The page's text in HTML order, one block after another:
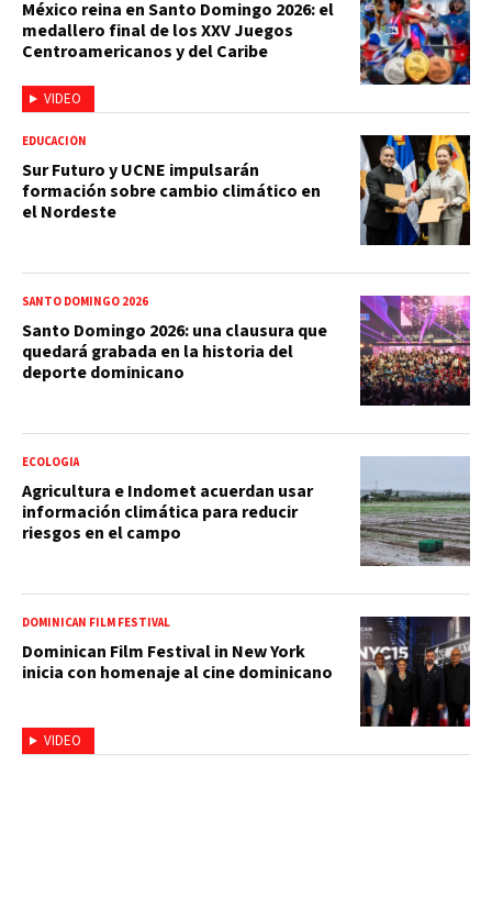
VIDEO
México reina en Santo Domingo 2026: el
medallero final de los XXV Juegos
Centroamericanos y del Caribe
EDUCACIÓN
Sur Futuro y UCNE impulsarán
formación sobre cambio climático en
el Nordeste
SANTO DOMINGO 2026
Santo Domingo 2026: una clausura que
quedará grabada en la historia del
deporte dominicano
ECOLOGIA
Agricultura e Indomet acuerdan usar
información climática para reducir
riesgos en el campo
VIDEO
DOMINICAN FILM FESTIVAL
Dominican Film Festival in New York
inicia con homenaje al cine dominicano